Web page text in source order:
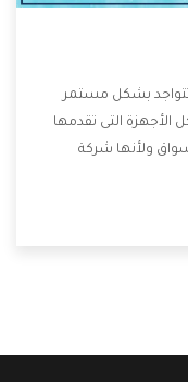
بشكل مستمر
الأجهزة التى تقدمها
ولأنها شركة
تسهل على